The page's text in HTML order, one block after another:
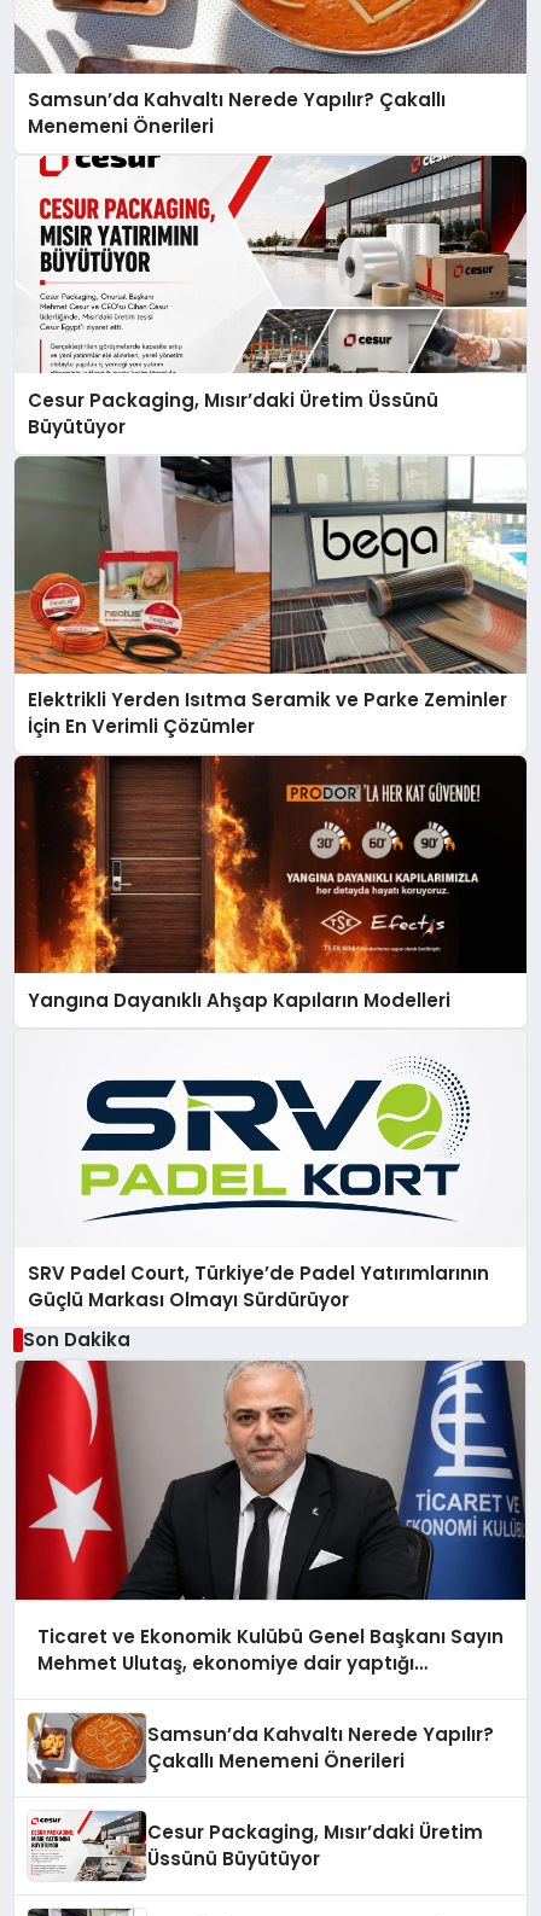
Samsun’da Kahvaltı Nerede Yapılır? Çakallı
Menemeni Önerileri
Cesur Packaging, Mısır’daki Üretim Üssünü
Büyütüyor
Elektrikli Yerden Isıtma Seramik ve Parke Zeminler
İçin En Verimli Çözümler
Yangına Dayanıklı Ahşap Kapıların Modelleri
SRV Padel Court, Türkiye’de Padel Yatırımlarının
Güçlü Markası Olmayı Sürdürüyor
Son Dakika
Ticaret ve Ekonomik Kulübü Genel Başkanı Sayın
Mehmet Ulutaş, ekonomiye dair yaptığı
Samsun’da Kahvaltı Nerede Yapılır?
Çakallı Menemeni Önerileri
Cesur Packaging, Mısır’daki Üretim
Üssünü Büyütüyor